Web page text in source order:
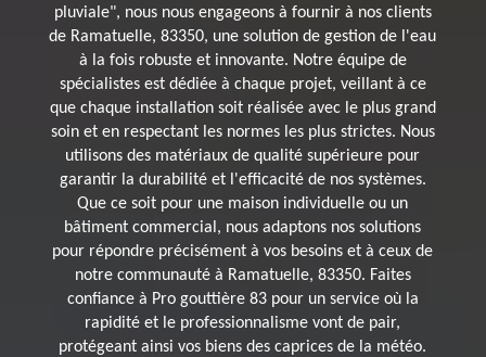
pluviale", nous nous engageons à fournir à nos clients
de Ramatuelle, 83350, une solution de gestion de l'eau
à la fois robuste et innovante. Notre équipe de
spécialistes est dédiée à chaque projet, veillant à ce
que chaque installation soit réalisée avec le plus grand
soin et en respectant les normes les plus strictes. Nous
utilisons des matériaux de qualité supérieure pour
garantir la durabilité et l'efficacité de nos systèmes.
Que ce soit pour une maison individuelle ou un
bâtiment commercial, nous adaptons nos solutions
pour répondre précisément à vos besoins et à ceux de
notre communauté à Ramatuelle, 83350. Faites
confiance à Pro gouttière 83 pour un service où la
rapidité et le professionnalisme vont de pair,
protégeant ainsi vos biens des caprices de la météo.